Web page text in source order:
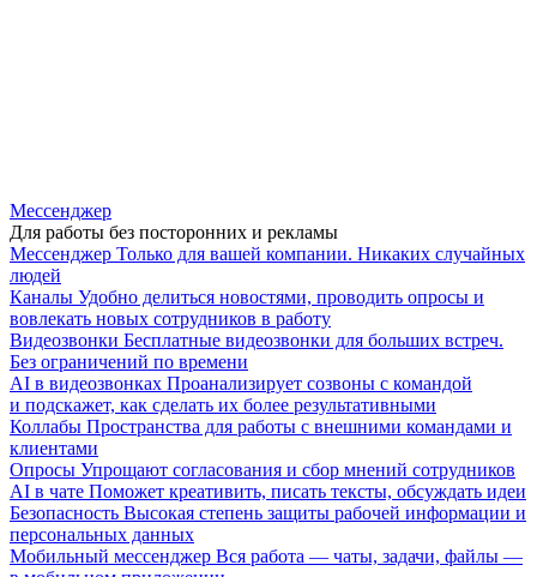
Мессенджер
Для работы без посторонних и рекламы
Мессенджер Только для вашей компании. Никаких случайных
людей
Каналы Удобно делиться новостями, проводить опросы и
вовлекать новых сотрудников в работу
Видеозвонки Бесплатные видеозвонки для больших встреч.
Без ограничений по времени
AI в видеозвонках Проанализирует созвоны с командой
и подскажет, как сделать их более результативными
Коллабы Пространства для работы с внешними командами и
клиентами
Опросы Упрощают согласования и сбор мнений сотрудников
AI в чате Поможет креативить, писать тексты, обсуждать идеи
Безопасность Высокая степень защиты рабочей информации и
персональных данных
Мобильный мессенджер Вся работа — чаты, задачи, файлы —